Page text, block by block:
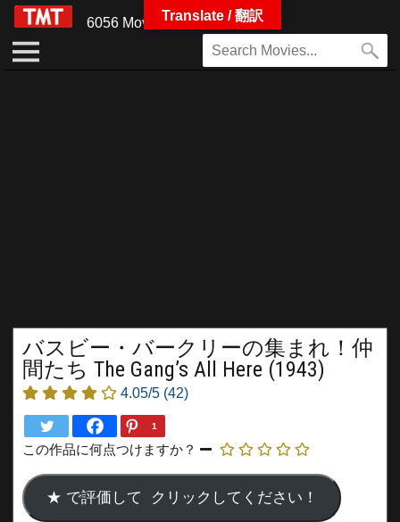
6056 Movies
バスビー・バークリーの集まれ！仲
間たち The Gang’s All Here (1943)
4.05/5 (42)
1
この作品に何点つけますか？
Translate / 翻訳